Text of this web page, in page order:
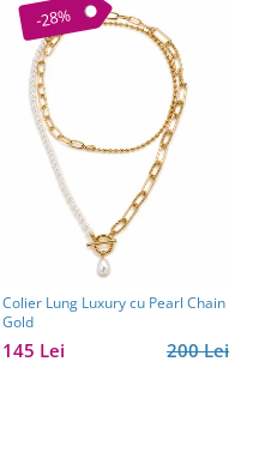
-28%
Colier Lung Luxury cu Pearl Chain
Gold
200 Lei
145 Lei